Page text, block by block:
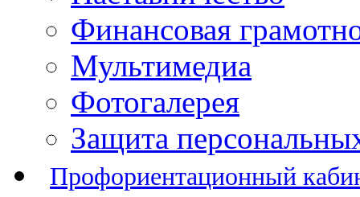
Финансовая
Мультимедиа
Фотогалерея
Защита
Профориентационный